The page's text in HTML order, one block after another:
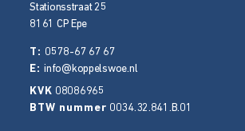
Stationsstraat 25
8161 CPEpe
T: 0578-67 67 67
E:info@koppelswoe.nl
KVK 08086965
BTW nummer 0034.32.841.B.01